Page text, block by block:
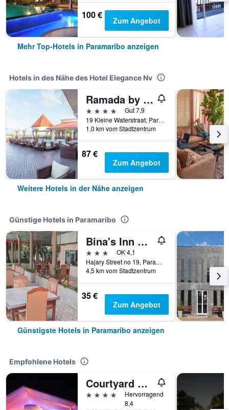
100 € Zum Angebot
Mehr Top-Hotels in Paramaribo anzeigen
Hotels in des Nähe des Hotel Elegance Nv
Ramada by Wyndham Princess Paramaribo
4 Sterne
Gut 7,9
19 Kleine Waterstraat, Paramaribo, Surinam
1,0 km vom Stadtzentrum
87 €
Zum Angebot
Weitere Hotels in der Nähe anzeigen
Günstige Hotels in Paramaribo
Bina's Inn Hotel
3 Sterne
OK 4,1
Hajary Street no 19, Paramaribo, Surinam
4,5 km vom Stadtzentrum
35 €
Zum Angebot
Günstigste Hotels in Paramaribo anzeigen
Empfohlene Hotels
Courtyard by Marriott Paramaribo
4 Sterne
Hervorragend
8,4